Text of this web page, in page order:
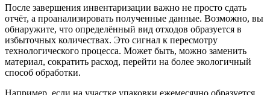
После завершения инвентаризации важно не просто сдать
отчёт, а проанализировать полученные данные. Возможно, вы
обнаружите, что определённый вид отходов образуется в
избыточных количествах. Это сигнал к пересмотру
технологического процесса. Может быть, можно заменить
материал, сократить расход, перейти на более экологичный
способ обработки.
Например, если на участке упаковки ежемесячно образуется